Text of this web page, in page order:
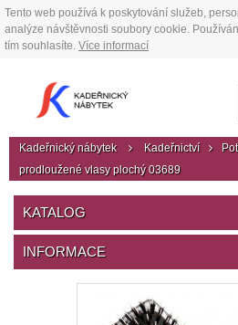
Tento web používá k poskytování služeb,
analýze návštěvnosti soubory cookie.
tím souhlasíte. Více informací
Kadeřnický nábytek Kadeřnictví
prodloužené vlasy plochý 03689
KATALOG
INFORMACE